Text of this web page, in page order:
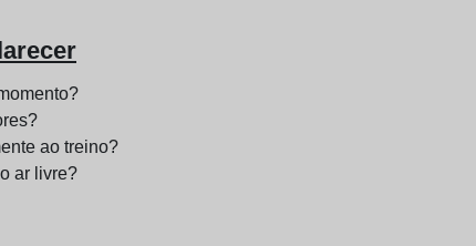
ao treino?
ar livre?